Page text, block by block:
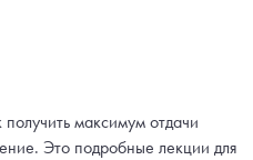
максимум отдачи
Это подробные лекции для